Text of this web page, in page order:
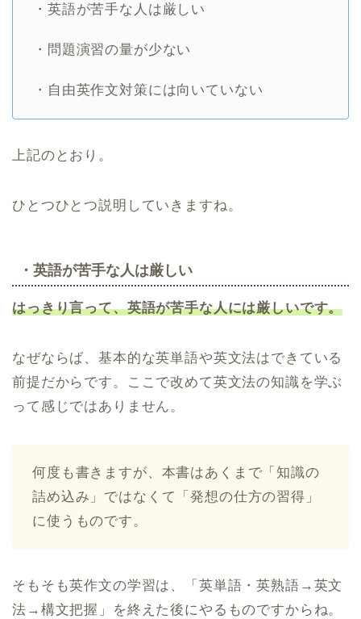
・英語が苦手な人は厳しい
・問題演習の量が少ない
・自由英作文対策には向いていない
上記のとおり。
ひとつひとつ説明していきますね。
・英語が苦手な人は厳しい
はっきり言って、英語が苦手な人には厳しいです。
なぜならば、基本的な英単語や英文法はできている
前提だからです。ここで改めて英文法の知識を学ぶ
って感じではありません。
何度も書きますが、本書はあくまで「知識の
詰め込み」ではなくて「発想の仕方の習得」
に使うものです。
そもそも英作文の学習は、「英単語・英熟語→英文
法→構文把握」を終えた後にやるものですからね。